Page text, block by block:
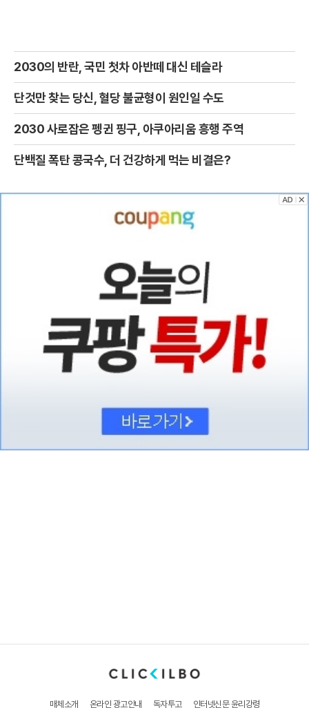
2030의 반란, 국민 첫차 아반떼 대신 테슬라
단것만 찾는 당신, 혈당 불균형이 원인일 수도
2030 사로잡은 펭귄 핑구, 아쿠아리움 흥행 주역
단백질 폭탄 콩국수, 더 건강하게 먹는 비결은?
매체소개 온라인 광고안내 독자투고 인터넷신문 윤리강령